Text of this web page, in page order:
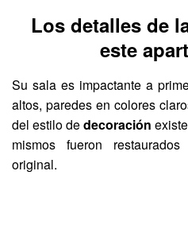
Los detalles de
este
Su sala es impactante a
altos, paredes en colores
del estilo dedecoración
mismos fueron
original.